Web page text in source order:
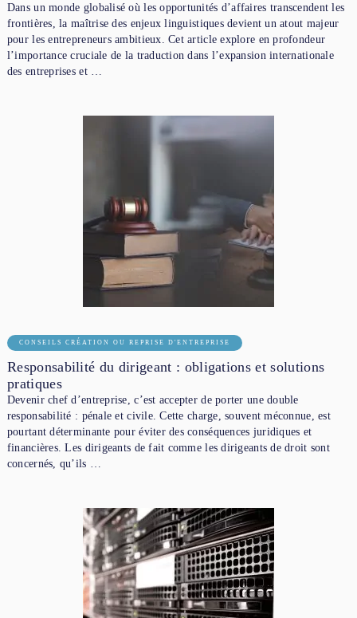
Dans un monde globalisé où les opportunités d’affaires transcendent les
frontières, la maîtrise des enjeux linguistiques devient un atout majeur
pour les entrepreneurs ambitieux. Cet article explore en profondeur
l’importance cruciale de la traduction dans l’expansion internationale
des entreprises et …
CONSEILS CRÉATION OU REPRISE D'ENTREPRISE
Responsabilité du dirigeant : obligations et solutions
pratiques
Devenir chef d’entreprise, c’est accepter de porter une double
responsabilité : pénale et civile. Cette charge, souvent méconnue, est
pourtant déterminante pour éviter des conséquences juridiques et
financières. Les dirigeants de fait comme les dirigeants de droit sont
concernés, qu’ils …